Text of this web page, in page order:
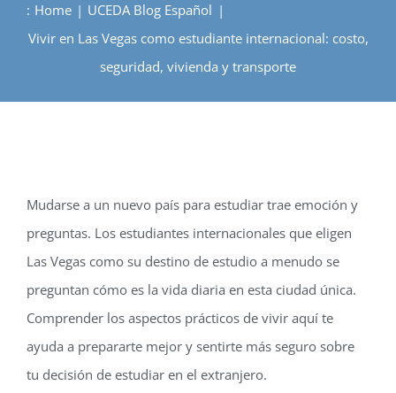
CONTACT
: Home
UCEDA Blog Español
Vivir en Las Vegas como estudiante internacional: costo,
seguridad, vivienda y transporte
Mudarse a un nuevo país para estudiar trae emoción y
preguntas. Los estudiantes internacionales que eligen
Las Vegas como su destino de estudio a menudo se
preguntan cómo es la vida diaria en esta ciudad única.
Comprender los aspectos prácticos de vivir aquí te
ayuda a prepararte mejor y sentirte más seguro sobre
tu decisión de estudiar en el extranjero.